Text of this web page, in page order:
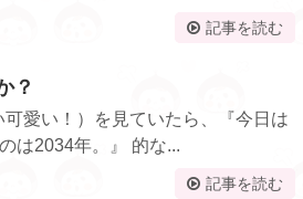
記事を読む
？
愛い！）を見ていたら、『今日は
は2034年。』 的な...
記事を読む